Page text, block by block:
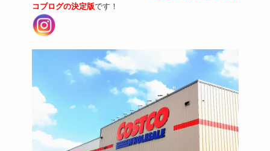
コブログの決定版です！